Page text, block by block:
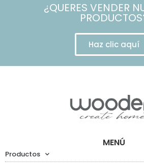
¿QUERES VENDER
Haz clic aquí
MENÚ
Productos